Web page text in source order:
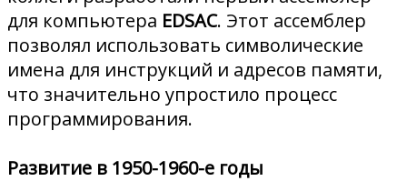
для компьютера EDSAC. Этот ассемблер
позволял использовать символические
имена для инструкций и адресов памяти,
что значительно упростило процесс
программирования.
Развитие в 1950-1960-е годы